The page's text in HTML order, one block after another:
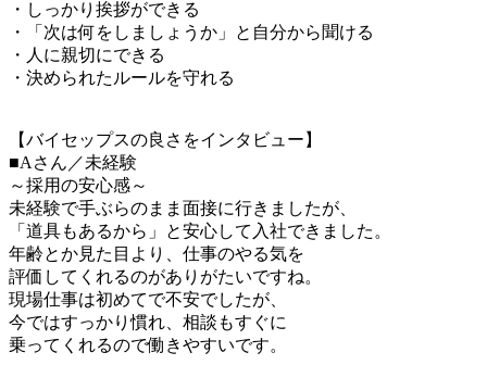
・しっかり挨拶ができる
・「次は何をしましょうか」と自分から聞ける
・人に親切にできる
・決められたルールを守れる
【バイセップスの良さをインタビュー】
■Aさん／未経験
～採用の安心感～
未経験で手ぶらのまま面接に行きましたが、
「道具もあるから」と安心して入社できました。
年齢とか見た目より、仕事のやる気を
評価してくれるのがありがたいですね。
現場仕事は初めてで不安でしたが、
今ではすっかり慣れ、相談もすぐに
乗ってくれるので働きやすいです。